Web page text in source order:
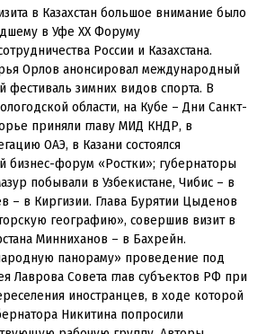
в Казахстан большое внимание было
в Уфе ХХ Форуму
России и Казахстана.
Орлов анонсировал международный
фестиваль зимних видов спорта. В
области, на Кубе – Дни Санкт-
приняли главу МИД КНДР, в
ОАЭ, в Казани состоялся
бизнес-форум «Ростки»; губернаторы
побывали в Узбекистане, Чибис – в
– в Киргизии. Глава Бурятии Цыденов
географию», совершив визит в
Минниханов – в Бахрейн.
панораму» проведение под
Лаврова Совета глав субъектов РФ при
иностранцев, в ходе которой
Никитина попросили